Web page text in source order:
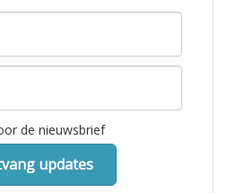
de nieuwsbrief
updates